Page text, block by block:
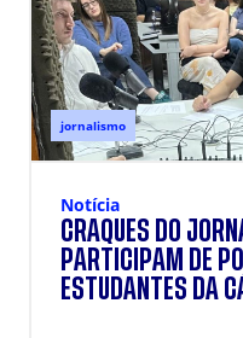
jornalismo
Notícia
CRAQUES DO
PARTICIPAM DE
ESTUDANTES DA